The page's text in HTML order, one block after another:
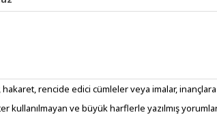
hakaret, rencide edici cümleler veya imalar, inançlara
kullanılmayan ve büyük harflerle yazılmış